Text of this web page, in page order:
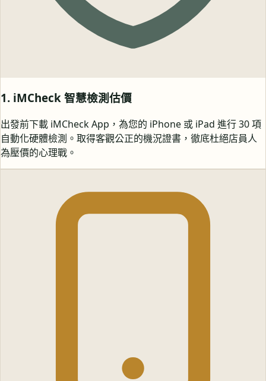
1. iMCheck 智慧檢測估價
出發前下載 iMCheck App，為您的 iPhone 或 iPad 進行 30 項
自動化硬體檢測。取得客觀公正的機況證書，徹底杜絕店員人
為壓價的心理戰。